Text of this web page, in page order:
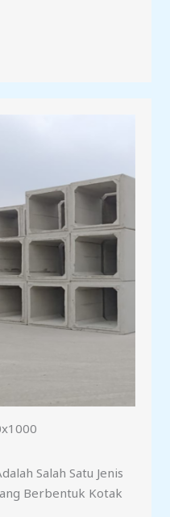
Salah Satu Jenis
Berbentuk Kotak